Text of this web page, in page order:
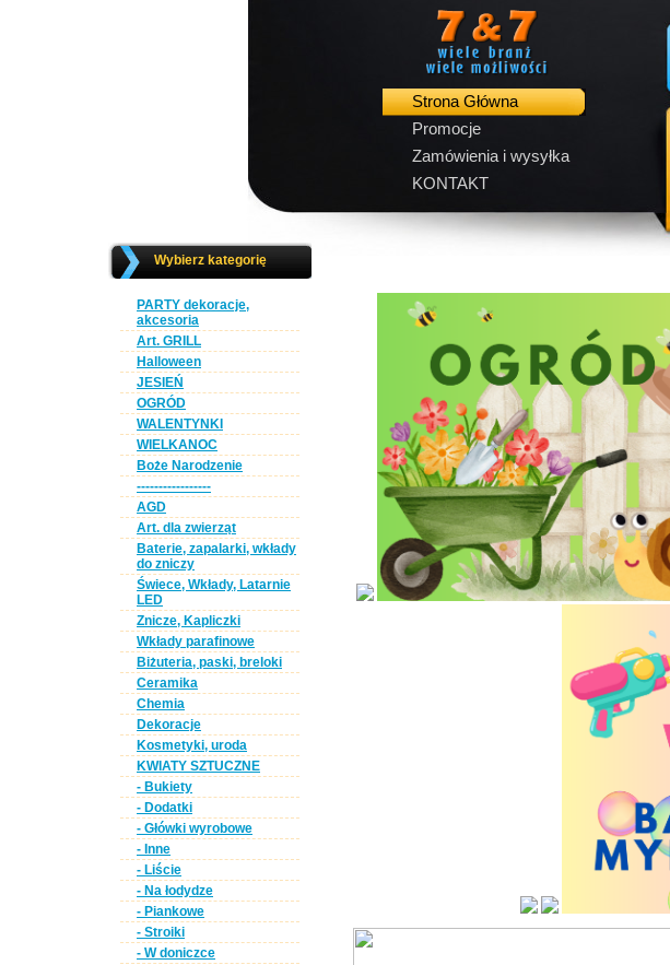
Strona Główna
Promocje
Zamówienia i wysyłka
KONTAKT
Wybierz kategorię
PARTY dekoracje,
akcesoria
Art. GRILL
Halloween
JESIEŃ
OGRÓD
WALENTYNKI
WIELKANOC
Boże Narodzenie
-----------------
AGD
Art. dla zwierząt
Baterie, zapalarki, wkłady
do zniczy
Świece, Wkłady, Latarnie
LED
Znicze, Kapliczki
Wkłady parafinowe
Biżuteria, paski, breloki
Ceramika
Chemia
Dekoracje
Kosmetyki, uroda
KWIATY SZTUCZNE
- Bukiety
- Dodatki
- Główki wyrobowe
- Inne
- Liście
- Na łodydze
- Piankowe
- Stroiki
- W doniczce